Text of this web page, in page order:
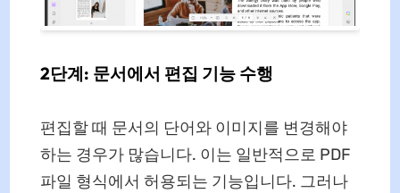
2단계: 문서에서 편집 기능 수행
편집할 때 문서의 단어와 이미지를 변경해야
하는 경우가 많습니다. 이는 일반적으로 PDF
파일 형식에서 허용되는 기능입니다. 그러나